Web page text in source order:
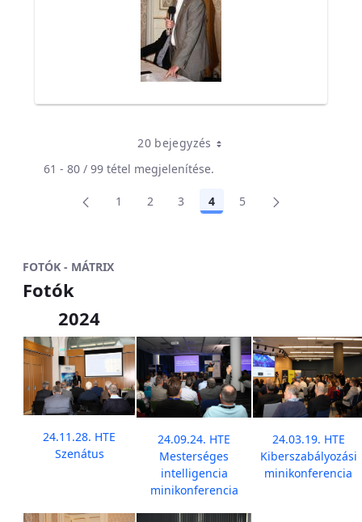
20 bejegyzés
61 - 80 / 99 tétel megjelenítése.
Oldal
1 Oldal
2 Oldal
3 Oldal
4 Oldal
5
FOTÓK - MÁTRIX
Fotók
2024
24.11.28. HTE
Szenátus
24.09.24. HTE
Mesterséges
intelligencia
minikonferencia
24.03.19. HTE
Kiberszabályozási
minikonferencia